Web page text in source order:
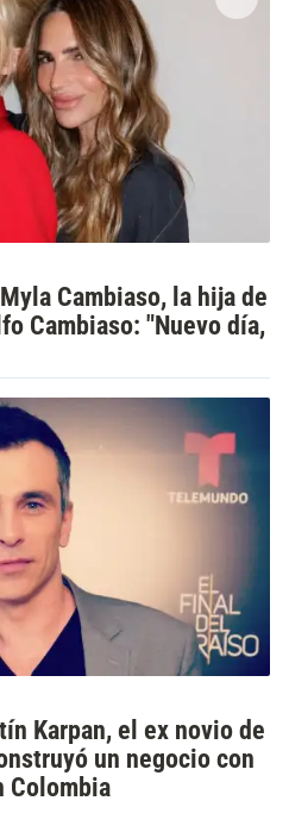
Cambiaso, la hija de
Cambiaso: "Nuevo día,
Karpan, el ex novio de
un negocio con
Colombia